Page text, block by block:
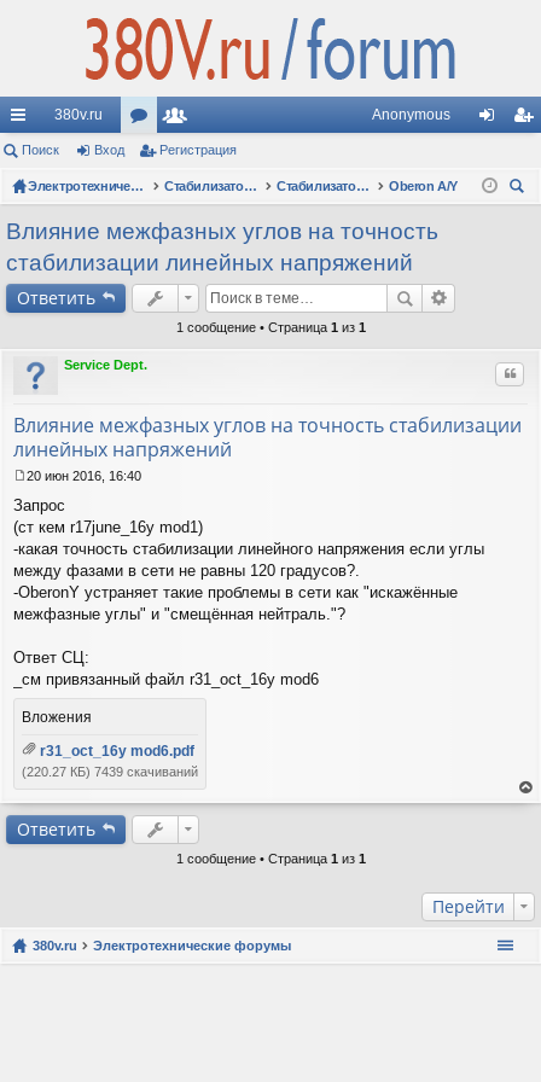
с
ы
лк
и
380v.ru
ор
ум
ы
ол
ьз
ов
ат
Anonymous
д ис
Поиск Вход Регистрация
Электротехнические форумы Стабилизаторы напряжения Стабилизаторы Oberon: вопросы по моделям
Oberon A/Y
Влияние межфазных углов на точность
стабилизации линейных напряжений
Ответить
1 сообщение • Страница 1 из 1
Service Dept.
Влияние межфазных углов на точность стабилизации
линейных напряжений
о
о
б
е
н
и
20 июн 2016, 16:40
Запрос
(ст кем r17june_16y mod1)
-какая точность стабилизации линейного напряжения если углы
между фазами в сети не равны 120 градусов?.
-OberonY устраняет такие проблемы в сети как "искажённые
межфазные углы" и "смещённая нейтраль."?
Ответ СЦ:
_см привязанный файл r31_oct_16y mod6
Вложения
r31_oct_16y mod6.pdf
(220.27 КБ) 7439 скачиваний
ер
на
Ответить
1 сообщение • Страница 1 из 1
Перейти
380v.ru Электротехнические форумы